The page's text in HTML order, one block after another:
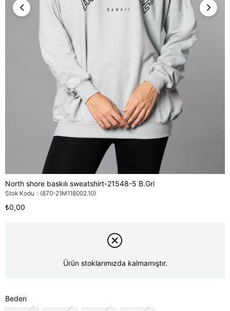
North shore baskılı sweatshirt-21548-5 B.Gri
Stok Kodu (870-21M118002.10)
₺0,00
Ürün stoklarımızda kalmamıştır.
Beden